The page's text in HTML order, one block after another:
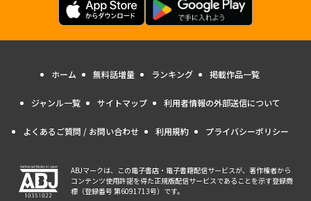
ホーム 無料話増量 ランキング 掲載作品一覧
ジャンル一覧 サイトマップ 利用者情報の外部送信について
よくあるご質問 / お問い合わせ 利用規約 プライバシーポリシー
ABJマークは、この電子書店・電子書籍配信サービスが、著作権者から
コンテンツ使用許諾を得た正規版配信サービスであることを示す登録商
標（登録番号 第6091713号）です。